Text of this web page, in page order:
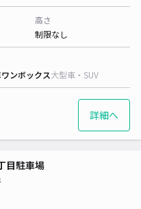
高さ
制限なし
ワンボックス大型車・SUV
詳細へ
目駐車場